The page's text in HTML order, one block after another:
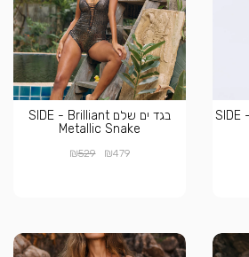
בגד ים שלם SIDE - Brilliant
Metallic Snake
₪479
₪529